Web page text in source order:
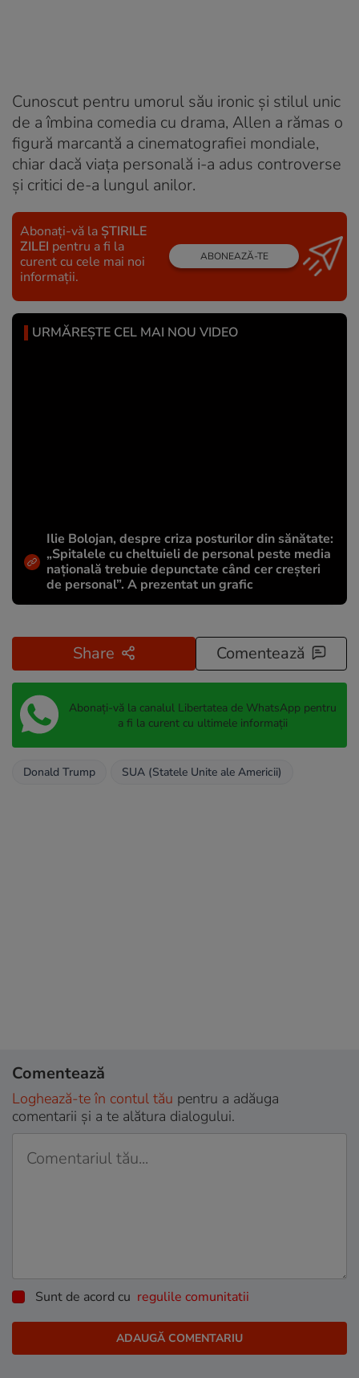
Cunoscut pentru umorul său ironic și stilul unic
de a îmbina comedia cu drama, Allen a rămas o
figură marcantă a cinematografiei mondiale,
chiar dacă viața personală i-a adus controverse
și critici de-a lungul anilor.
Abonați-vă la ȘTIRILE
ZILEI pentru a fi la
curent cu cele mai noi
informații.
ABONEAZĂ-TE
URMĂREȘTE CEL MAI NOU VIDEO
Ilie Bolojan, despre criza posturilor din sănătate:
„Spitalele cu cheltuieli de personal peste media
națională trebuie depunctate când cer creșteri
de personal”. A prezentat un grafic
Share Comentează
Abonați-vă la canalul Libertatea de WhatsApp pentru
a fi la curent cu ultimele informații
Donald Trump SUA (Statele Unite ale Americii)
Comentează
Loghează-te în contul tău pentru a adăuga
comentarii și a te alătura dialogului.
Sunt de acord cu regulile comunitatii